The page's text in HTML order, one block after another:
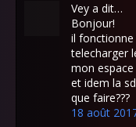
Vey a dit…
Bonjour!
il fonctionne
telecharger
mon
et idem la
que faire???
18 août